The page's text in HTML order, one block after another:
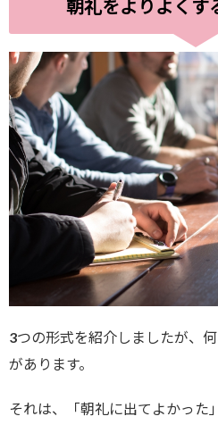
朝礼をよりよくす
3つの形式を紹介しましたが、
があります。
それは、「朝礼に出てよかった